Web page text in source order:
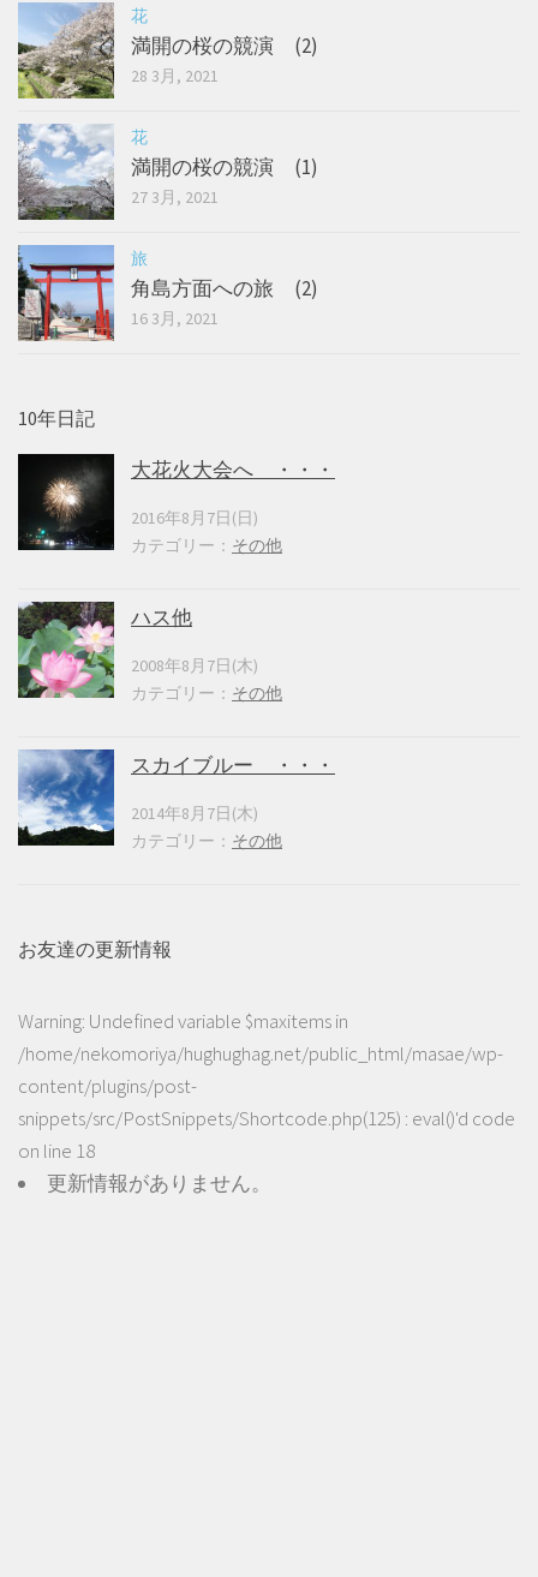
花
満開の桜の競演 (2)
28 3月, 2021
花
満開の桜の競演 (1)
27 3月, 2021
旅
角島方面への旅 (2)
16 3月, 2021
10年日記
大花火大会へ ・・・
2016年8月7日(日)
カテゴリー： その他
ハス他
2008年8月7日(木)
カテゴリー： その他
スカイブルー ・・・
2014年8月7日(木)
カテゴリー： その他
お友達の更新情報
Warning: Undefined variable $maxitems in
/home/nekomoriya/hughughag.net/public_html/masae/wp-
content/plugins/post-
snippets/src/PostSnippets/Shortcode.php(125) : eval()'d code
on line 18
更新情報がありません。